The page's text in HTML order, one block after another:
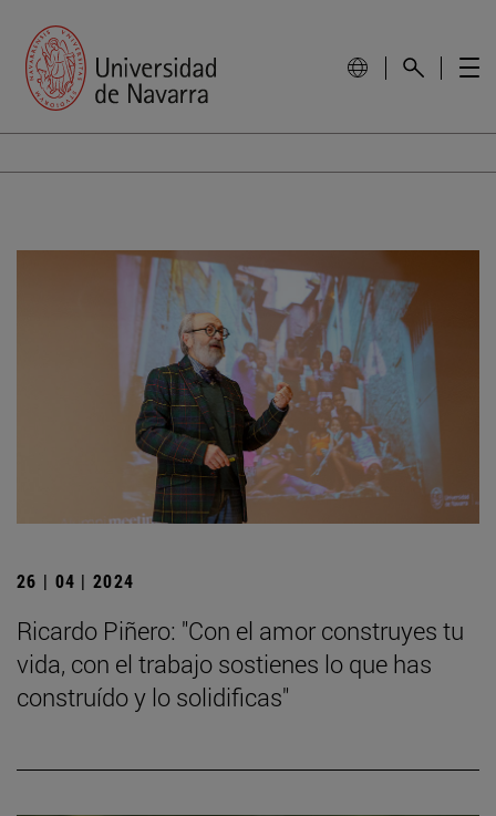
26 | 04 | 2024
Ricardo Piñero: "Con el amor construyes tu
vida, con el trabajo sostienes lo que has
construído y lo solidificas"